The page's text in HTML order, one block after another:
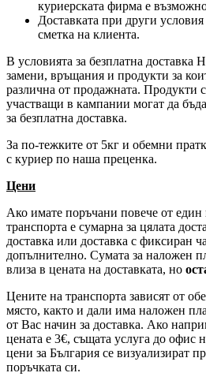
куриерската фирма е
Доставката при други условия
сметка на клиента.
В условията за безплатна доставка
замени, връщания и продукти за
различна от продажната. Продукти
участващи в кампании могат да
за безплатна доставка.
За по-тежките от 5кг и обемни
с куриер по наша преценка.
Цени
Ако имате поръчани повече от един
транспорта е сумарна за цялата
доставка или доставка с фиксиран
допълнително. Сумата за наложен
влиза в цената на доставката, но
Цените на транспорта зависят от
място, както и дали има наложен
от Вас начин за доставка. Ако
цената е 3€, същата услуга до офис
цени за България се визуализират
поръчката си.